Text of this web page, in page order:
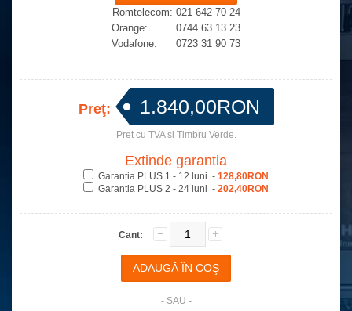
Romtelecom: 021 642 70 24
Orange: 0744 63 13 23
Vodafone: 0723 31 90 73
Preţ: 1.840,00RON
Pret cu TVA si Timbru Verde.
Extinde garantia
Garantia PLUS 1 - 12 luni - 128,80RON
Garantia PLUS 2 - 24 luni - 202,40RON
Cant:
- SAU -